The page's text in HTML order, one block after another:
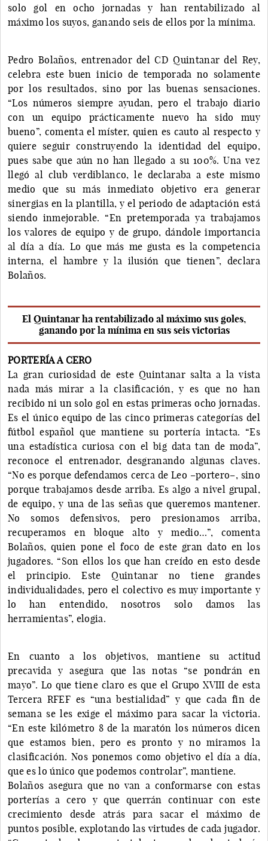
solo gol en ocho jornadas y han rentabilizado al
máximo los suyos, ganando seis de ellos por la mínima.
Pedro Bolaños, entrenador del CD Quintanar del Rey,
celebra este buen inicio de temporada no solamente
por los resultados, sino por las buenas sensaciones.
“Los números siempre ayudan, pero el trabajo diario
con un equipo prácticamente nuevo ha sido muy
bueno”, comenta el míster, quien es cauto al respecto y
quiere seguir construyendo la identidad del equipo,
pues sabe que aún no han llegado a su 100%. Una vez
llegó al club verdiblanco, le declaraba a este mismo
medio que su más inmediato objetivo era generar
sinergias en la plantilla, y el periodo de adaptación está
siendo inmejorable. “En pretemporada ya trabajamos
los valores de equipo y de grupo, dándole importancia
al día a día. Lo que más me gusta es la competencia
interna, el hambre y la ilusión que tienen”, declara
Bolaños.
El Quintanar ha rentabilizado al máximo sus goles,
ganando por la mínima en sus seis victorias
PORTERÍA A CERO
La gran curiosidad de este Quintanar salta a la vista
nada más mirar a la clasificación, y es que no han
recibido ni un solo gol en estas primeras ocho jornadas.
Es el único equipo de las cinco primeras categorías del
fútbol español que mantiene su portería intacta. “Es
una estadística curiosa con el big data tan de moda”,
reconoce el entrenador, desgranando algunas claves.
“No es porque defendamos cerca de Leo –portero–, sino
porque trabajamos desde arriba. Es algo a nivel grupal,
de equipo, y una de las señas que queremos mantener.
No somos defensivos, pero presionamos arriba,
recuperamos en bloque alto y medio…”, comenta
Bolaños, quien pone el foco de este gran dato en los
jugadores. “Son ellos los que han creído en esto desde
el principio. Este Quintanar no tiene grandes
individualidades, pero el colectivo es muy importante y
lo han entendido, nosotros solo damos las
herramientas”, elogia.
En cuanto a los objetivos, mantiene su actitud
precavida y asegura que las notas “se pondrán en
mayo”. Lo que tiene claro es que el Grupo XVIII de esta
Tercera RFEF es “una bestialidad” y que cada fin de
semana se les exige el máximo para sacar la victoria.
“En este kilómetro 8 de la maratón los números dicen
que estamos bien, pero es pronto y no miramos la
clasificación. Nos ponemos como objetivo el día a día,
que es lo único que podemos controlar”, mantiene.
Bolaños asegura que no van a conformarse con estas
porterías a cero y que querrán continuar con este
crecimiento desde atrás para sacar el máximo de
puntos posible, explotando las virtudes de cada jugador.